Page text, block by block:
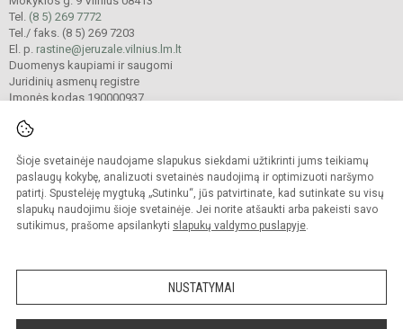
Šioje svetainėje naudojame slapukus siekdami užtikrinti jums teikiamų
paslaugų kokybę, analizuoti svetainės naudojimą ir optimizuoti naršymo
patirtį. Spustelėję mygtuką „Sutinku“, jūs patvirtinate, kad sutinkate su visų
slapukų naudojimu šioje svetainėje. Jei norite atšaukti arba pakeisti savo
sutikimus, prašome apsilankyti slapukų valdymo puslapyje.
NUSTATYMAI
Tel. (8 5) 269 7772
Tel./ faks. (8 5) 269 7203
El. p. rastine@jeruzale.vilnius.lm.lt
Duomenys kaupiami ir saugomi
Juridinių asmenų registre
Įmonės kodas 190000937
© 2024. Vilniaus Jeruzalės progimnazija. Visos teisės saugomos.
Kopijuoti turinį be raštiško gimnazijos sutikimo griežtai draudžiama.
Prieinamumo paraiška Slapukų valdymas
Sumanus būdas atnaujinti